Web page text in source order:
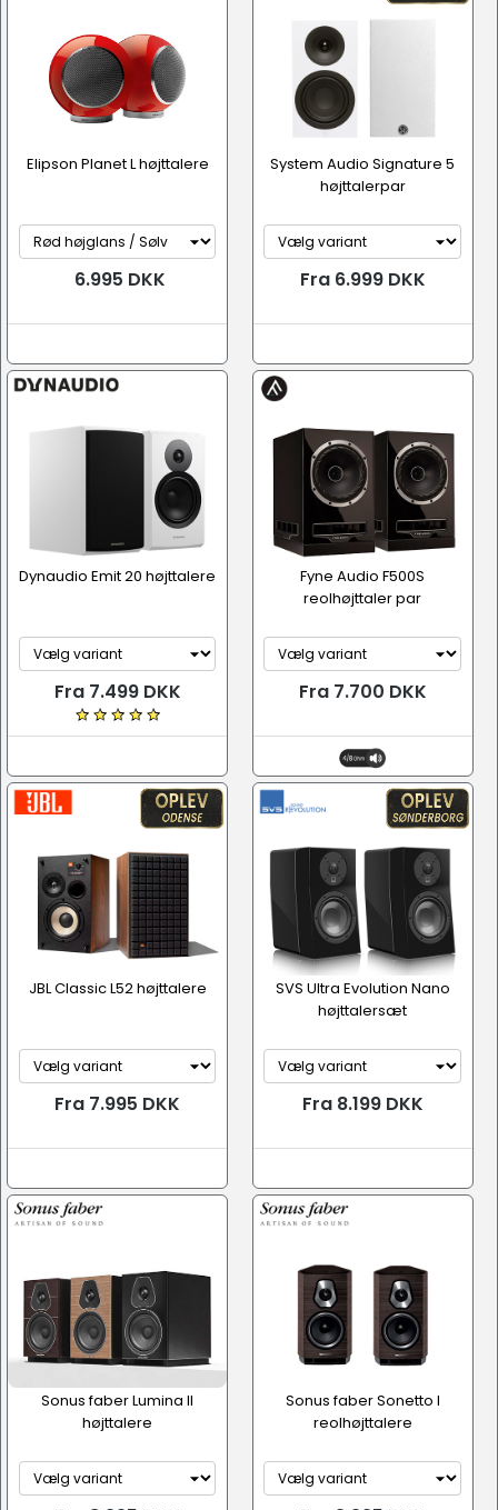
Elipson Planet L højttalere
6.995 DKK
System Audio Signature 5
højttalerpar
Fra 6.999 DKK
Dynaudio Emit 20 højttalere
Fra 7.499 DKK
Fyne Audio F500S
reolhøjttaler par
Fra 7.700 DKK
JBL Classic L52 højttalere
Fra 7.995 DKK
SVS Ultra Evolution Nano
højttalersæt
Fra 8.199 DKK
Sonus faber Lumina II
højttalere
Sonus faber Sonetto I
reolhøjttalere